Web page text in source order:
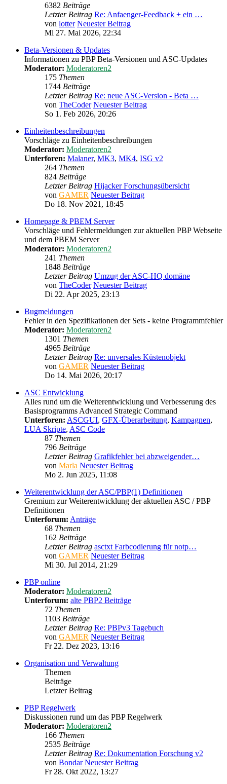
6382 Beiträge
Letzter Beitrag Re: Anfaenger-Feedback + ein …
von lotter Neuester Beitrag
Mi 27. Mai 2026, 22:34
Beta-Versionen & Updates
Informationen zu PBP Beta-Versionen und ASC-Updates
Moderator: Moderatoren2
175 Themen
1744 Beiträge
Letzter Beitrag Re: neue ASC-Version - Beta …
von TheCoder Neuester Beitrag
So 1. Feb 2026, 20:26
Einheitenbeschreibungen
Vorschläge zu Einheitenbeschreibungen
Moderator: Moderatoren2
Unterforen: Malaner, MK3, MK4, ISG v2
264 Themen
824 Beiträge
Letzter Beitrag Hijacker Forschungsübersicht
von GAMER Neuester Beitrag
Do 18. Nov 2021, 18:45
Homepage & PBEM Server
Vorschläge und Fehlermeldungen zur aktuellen PBP Webseite
und dem PBEM Server
Moderator: Moderatoren2
241 Themen
1848 Beiträge
Letzter Beitrag Umzug der ASC-HQ domäne
von TheCoder Neuester Beitrag
Di 22. Apr 2025, 23:13
Bugmeldungen
Fehler in den Spezifikationen der Sets - keine Programmfehler
Moderator: Moderatoren2
1301 Themen
4965 Beiträge
Letzter Beitrag Re: unversales Küstenobjekt
von GAMER Neuester Beitrag
Do 14. Mai 2026, 20:17
ASC Entwicklung
Alles rund um die Weiterentwicklung und Verbesserung des
Basisprogramms Advanced Strategic Command
Unterforen: ASCGUI, GFX-Überarbeitung, Kampagnen,
LUA Skripte, ASC Code
87 Themen
796 Beiträge
Letzter Beitrag Grafikfehler bei abzweigender…
von Marla Neuester Beitrag
Mo 2. Jun 2025, 11:08
Weiterentwicklung der ASC/PBP(1) Definitionen
Gremium zur Weiterentwicklung der aktuellen ASC / PBP
Definitionen
Unterforum: Anträge
68 Themen
162 Beiträge
Letzter Beitrag asctxt Farbcodierung für notp…
von GAMER Neuester Beitrag
Mi 30. Jul 2014, 21:29
PBP online
Moderator: Moderatoren2
Unterforum: alte PBP2 Beiträge
72 Themen
1103 Beiträge
Letzter Beitrag Re: PBPv3 Tagebuch
von GAMER Neuester Beitrag
Fr 22. Dez 2023, 13:16
Organisation und Verwaltung
Themen
Beiträge
Letzter Beitrag
PBP Regelwerk
Diskussionen rund um das PBP Regelwerk
Moderator: Moderatoren2
166 Themen
2535 Beiträge
Letzter Beitrag Re: Dokumentation Forschung v2
von Bondar Neuester Beitrag
Fr 28. Okt 2022, 13:27